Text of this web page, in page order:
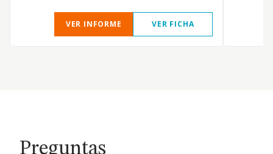
VER INFORME VER FICHA
Preguntas